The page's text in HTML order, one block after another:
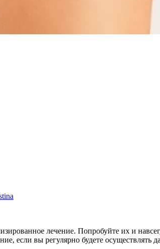
лечение. Попробуйте их и
если вы регулярно будете осуществлять